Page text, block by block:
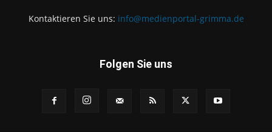
Kontaktieren Sie uns: info@medienportal-grimma.de
Folgen Sie uns